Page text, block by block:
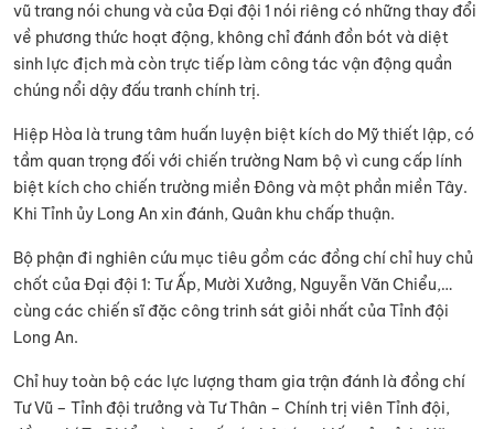
vũ trang nói chung và của Đại đội 1 nói riêng có những thay đổi
về phương thức hoạt động, không chỉ đánh đồn bót và diệt
sinh lực địch mà còn trực tiếp làm công tác vận động quần
chúng nổi dậy đấu tranh chính trị.
Hiệp Hòa là trung tâm huấn luyện biệt kích do Mỹ thiết lập, có
tầm quan trọng đối với chiến trường Nam bộ vì cung cấp lính
biệt kích cho chiến trường miền Đông và một phần miền Tây.
Khi Tỉnh ủy Long An xin đánh, Quân khu chấp thuận.
Bộ phận đi nghiên cứu mục tiêu gồm các đồng chí chỉ huy chủ
chốt của Đại đội 1: Tư Ấp, Mười Xưởng, Nguyễn Văn Chiểu,…
cùng các chiến sĩ đặc công trinh sát giỏi nhất của Tỉnh đội
Long An.
Chỉ huy toàn bộ các lực lượng tham gia trận đánh là đồng chí
Tư Vũ – Tỉnh đội trưởng và Tư Thân – Chính trị viên Tỉnh đội,